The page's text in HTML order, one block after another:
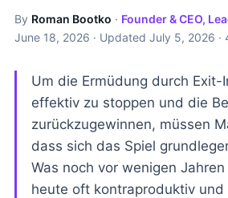
By Roman Bootko · Founder & CEO,
June 18, 2026 · Updated July 5, 2026 ·
Um die Ermüdung durch Exit-
effektiv zu stoppen und die
zurückzugewinnen, müssen
dass sich das Spiel
Was noch vor wenigen
heute oft kontraproduktiv